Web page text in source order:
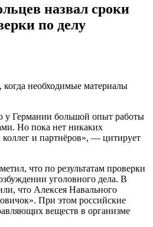
назвал сроки
по делу
когда необходимые материалы
у Германии большой опыт работы
Но пока нет никаких
коллег и партнёров», — цитирует
что по результатам проверки
уголовного дела. В
что Алексея Навального
При этом российские
веществ в организме